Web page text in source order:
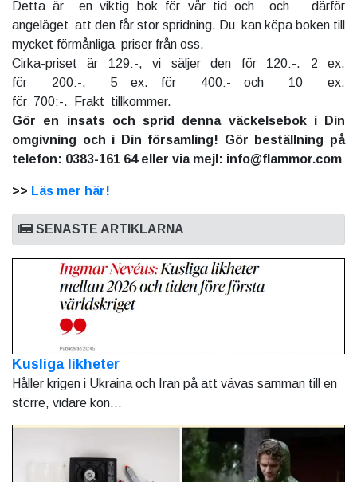
Detta är en viktig bok för vår tid och och därför
angeläget att den får stor spridning. Du kan köpa boken till
mycket förmånliga priser från oss.
Cirka-priset är 129:-, vi säljer den för 120:-. 2 ex.
för 200:-, 5 ex. för 400:- och 10 ex.
för 700:-. Frakt tillkommer.
Gör en insats och sprid denna väckelsebok i Din
omgivning och i Din församling! Gör beställning på
telefon: 0383-161 64 eller via mejl: info@flammor.com
>> Läs mer här!
SENASTE ARTIKLARNA
Kusliga likheter
Håller krigen i Ukraina och Iran på att vävas samman till en
större, vidare kon...